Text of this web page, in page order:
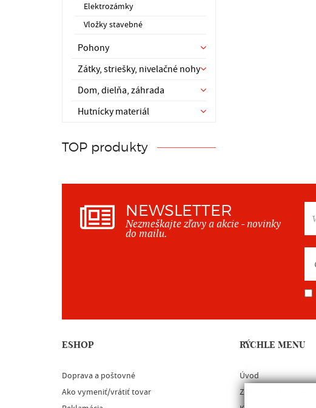
Elektrozámky
Vložky stavebné
Pohony
Zátky, striešky, nivelačné nohy
Dom, dielňa, záhrada
Hutnícky materiál
TOP produkty
NEWSLETTER
Nezmeškajte zľavy a akcie - novinky
do mailu.
ESHOP
Doprava a poštovné
Ako vymeniť/vrátiť tovar
RÝCHLE MENU
Úvod
Zákazková výroba